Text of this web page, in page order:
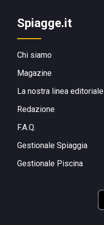
Spiagge.it
Chi siamo
Magazine
La nostra linea editoriale
Redazione
F.A.Q.
Gestionale Spiaggia
Gestionale Piscina